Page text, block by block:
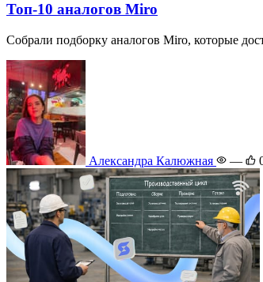
Топ-10 аналогов Miro
Собрали подборку аналогов Miro, которые
Александра Калюжная —